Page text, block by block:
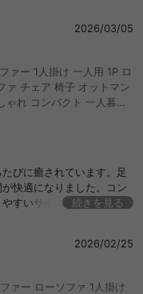
2026/03/05
ァー 1人掛け 一人用 1P ロ
ァ チェア 椅子 オットマン
ゃれ コンパクト 一人暮ら
びに癒されています。足
快適になりました。コン
すいサイズ感です。ひと
続きを見る
2026/02/25
ァー ローソファ 1人掛け